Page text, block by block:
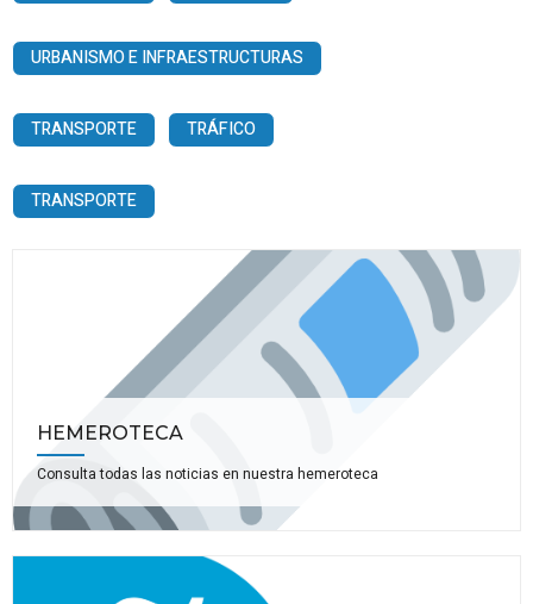
URBANISMO E INFRAESTRUCTURAS
TRANSPORTE TRÁFICO
TRANSPORTE
HEMEROTECA
Consulta todas las noticias en nuestra hemeroteca